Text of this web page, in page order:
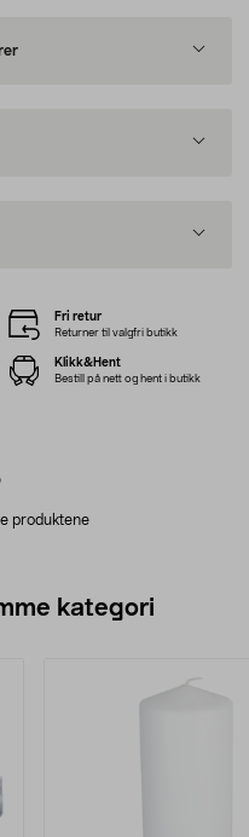
produktene
Fri retur
Returner til valgfri butikk
Klikk&Hent
Bestill på nett og hent i butikk
kategori